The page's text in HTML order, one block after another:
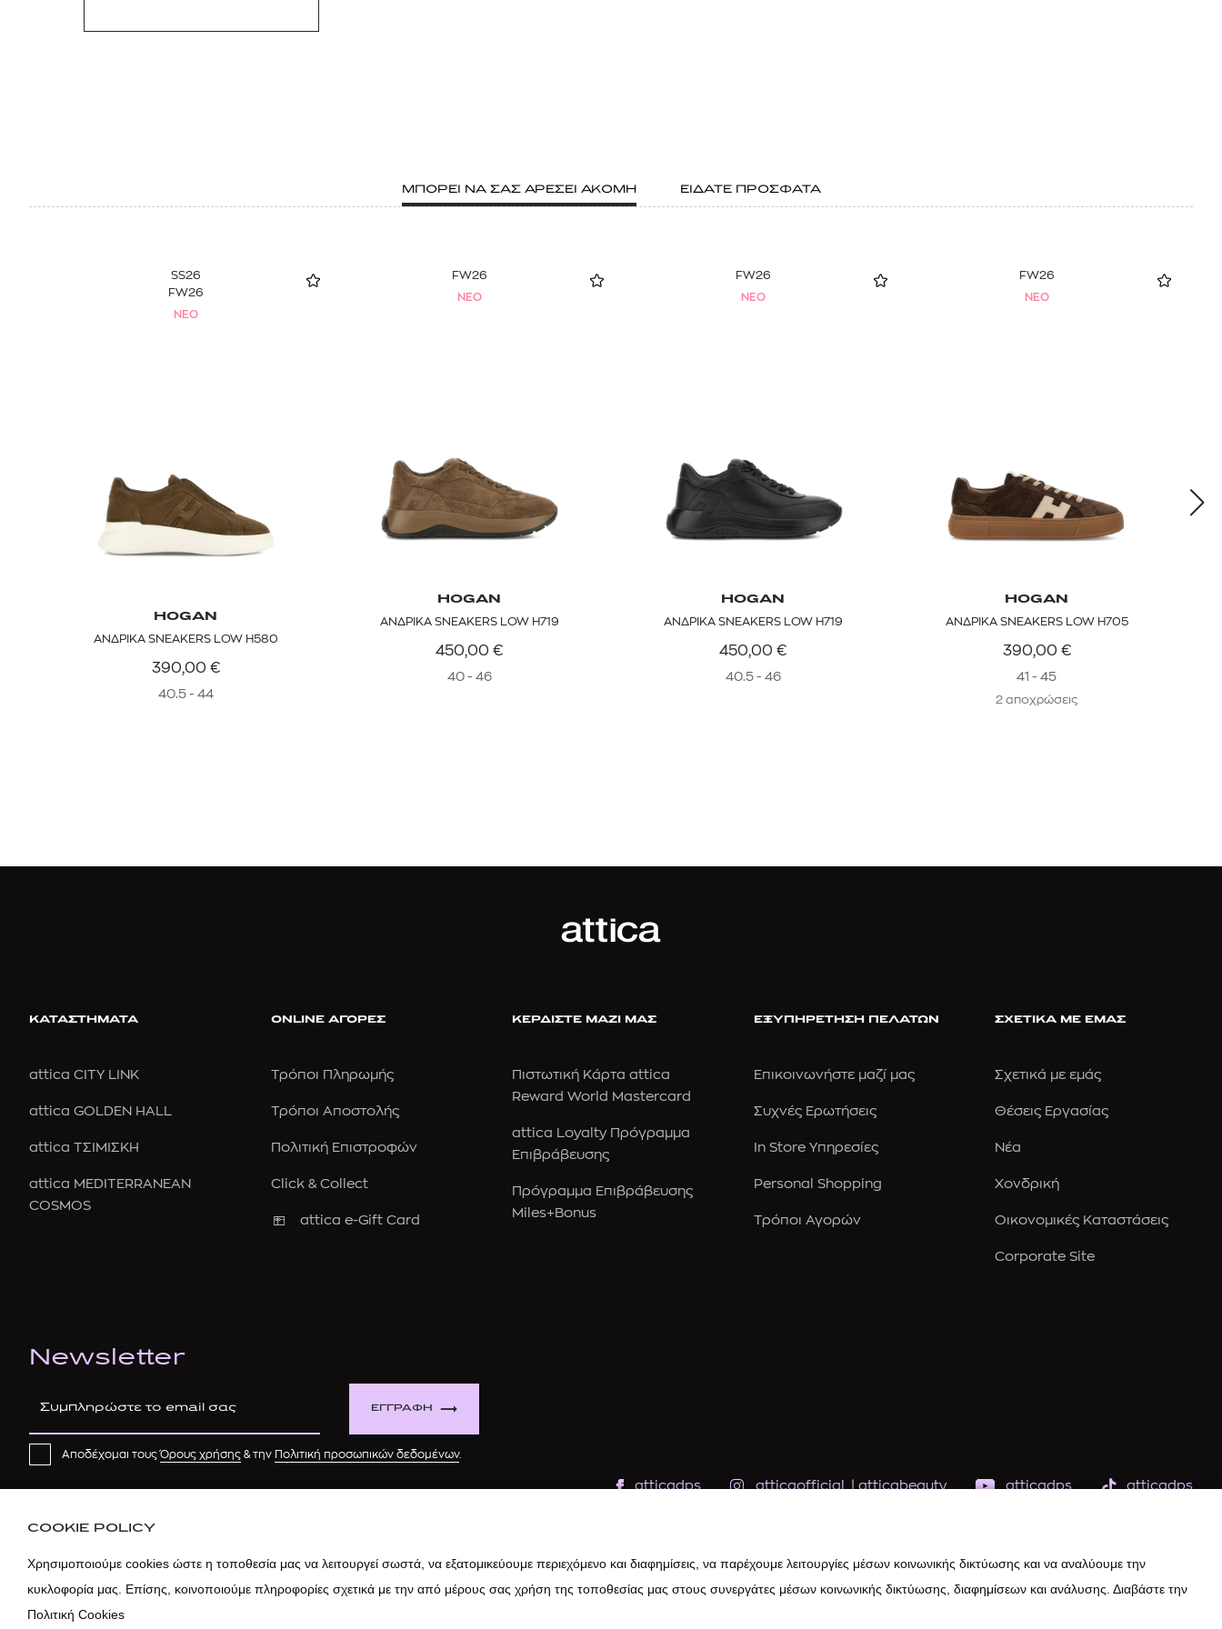
ΜΠΟΡΕΙ ΝΑ ΣΑΣ ΑΡΕΣΕΙ ΑΚΟΜΗ ΕΙΔΑΤΕ ΠΡΟΣΦΑΤΑ
SS26
FW26
NEO
HOGAN
ΑΝΔΡΙΚΑ SNEAKERS LOW H580
390,00 €
40.5 - 44
FW26
NEO
HOGAN
ΑΝΔΡΙΚΑ SNEAKERS LOW H719
450,00 €
40 - 46
FW26
NEO
HOGAN
ΑΝΔΡΙΚΑ SNEAKERS LOW H719
450,00 €
40.5 - 46
FW26
NEO
HOGAN
ΑΝΔΡΙΚΑ SNEAKERS LOW H705
390,00 €
41 - 45
2 αποχρώσεις
ΚΑΤΑΣΤΗΜΑΤΑ
attica CITY LINK
attica GOLDEN HALL
attica ΤΣΙΜΙΣΚΗ
attica MEDITERRANEAN
COSMOS
ONLINE ΑΓΟΡΕΣ
Τρόποι Πληρωμής
Τρόποι Αποστολής
Πολιτική Επιστροφών
Click & Collect
attica e-Gift Card
ΚΕΡΔΙΣΤΕ ΜΑΖΙ ΜΑΣ
Πιστωτική Κάρτα attica
Reward World Mastercard
attica Loyalty Πρόγραμμα
Επιβράβευσης
Πρόγραμμα Επιβράβευσης
Miles+Bonus
ΕΞΥΠΗΡΕΤΗΣΗ ΠΕΛΑΤΩΝ
Επικοινωνήστε μαζί μας
Συχνές Ερωτήσεις
In Store Υπηρεσίες
Personal Shopping
Τρόποι Αγορών
ΣΧΕΤΙΚΑ ΜΕ ΕΜΑΣ
Σχετικά με εμάς
Θέσεις Εργασίας
Νέα
Χονδρική
Οικονομικές Καταστάσεις
Corporate Site
Newsletter
ΕΓΓΡΑΦΗ
Αποδέχομαι τουςΌρους χρήσης & την Πολιτική προσωπικών δεδομένων.
atticadps atticaofficial | atticabeauty atticadps atticadps
COOKIE POLICY
Χρησιμοποιούμε cookies ώστε η τοποθεσία μας να λειτουργεί σωστά, να εξατομικεύουμε περιεχόμενο και διαφημίσεις, να παρέχουμε λειτουργίες μέσων κοινωνικής δικτύωσης και να αναλύουμε την
κυκλοφορία μας. Επίσης, κοινοποιούμε πληροφορίες σχετικά με την από μέρους σας χρήση της τοποθεσίας μας στους συνεργάτες μέσων κοινωνικής δικτύωσης, διαφημίσεων και ανάλυσης. Διαβάστε την
Πολιτική Cookies